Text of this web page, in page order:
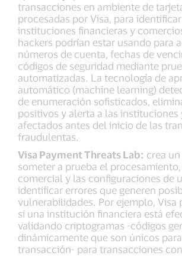
transacciones en ambiente de
procesadas por Visa, para
instituciones financieras y
hackers podrían estar usando para
números de cuenta, fechas de
códigos de seguridad mediante
automatizadas. La tecnología de
automático (machine learning)
de enumeración sofisticados,
positivos y alerta a las instituciones
afectados antes del inicio de las
fraudulentas.
Visa Payment Threats Lab: crea
someter a prueba el
comercial y las configuraciones de
identificar errores que generen
vulnerabilidades. Por ejemplo, Visa
si una institución financiera está
validando criptogramas -códigos
dinámicamente que son únicos
transacción- para transacciones